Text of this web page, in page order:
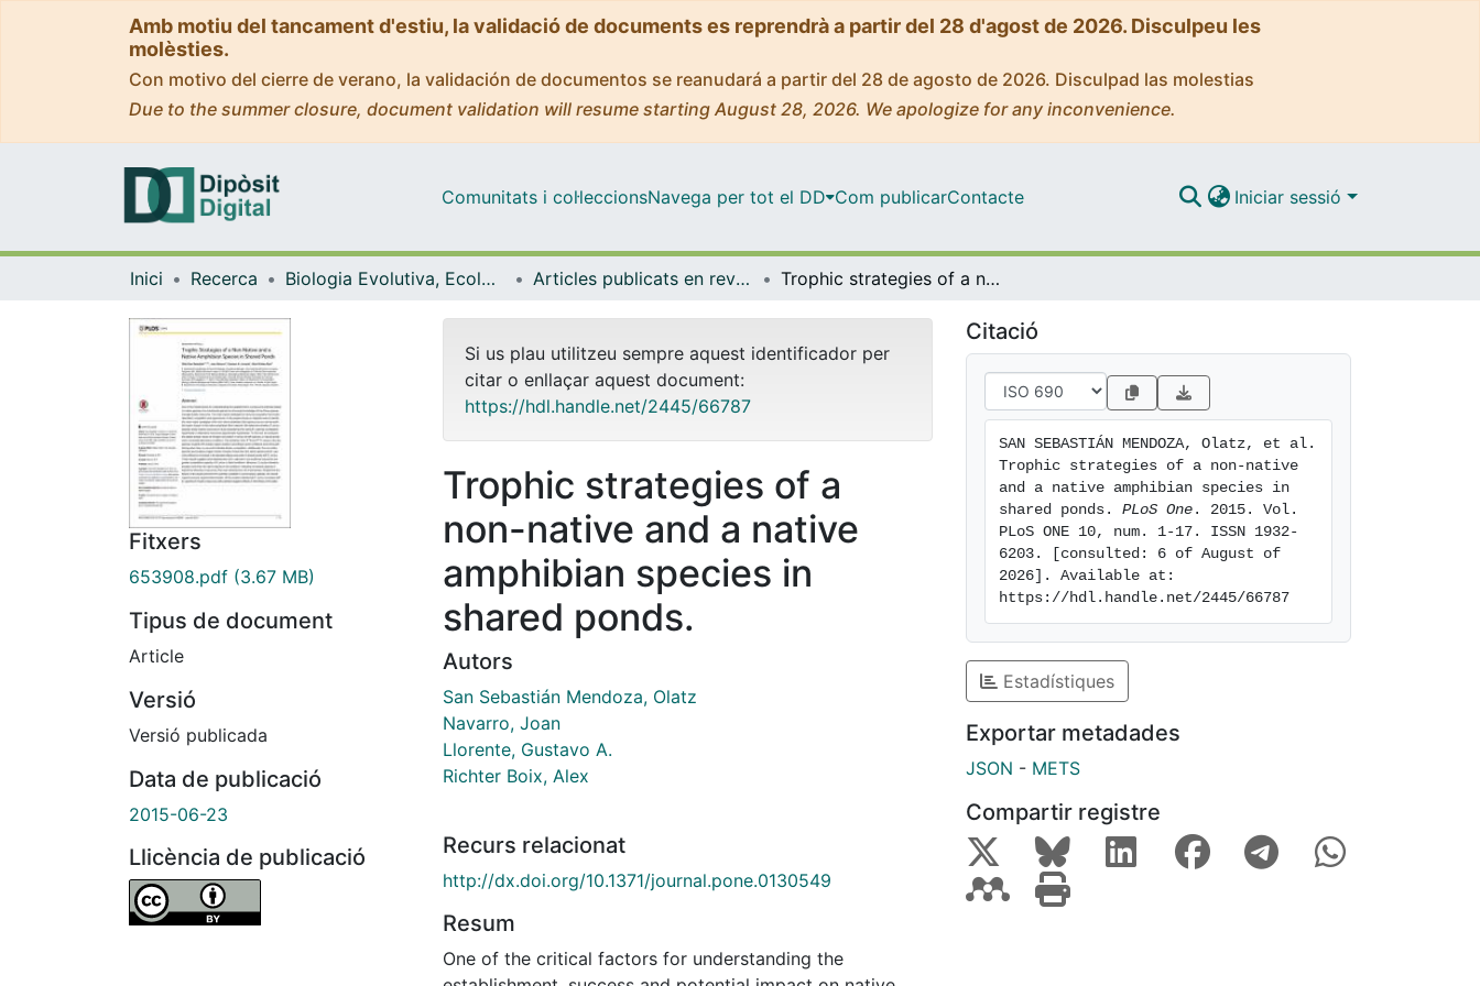
Amb motiu del tancament d'estiu, la validació de documents es reprendrà a partir del 28 d'agost de 2026. Disculpeu les
molèsties.
Con motivo del cierre de verano, la validación de documentos se reanudará a partir del 28 de agosto de 2026. Disculpad las molestias
Due to the summer closure, document validation will resume starting August 28, 2026. We apologize for any inconvenience.
Comunitats i col·leccionsNavega per tot el DD Com publicarContacte Iniciar sessió
Inici Recerca Biologia Evolutiva, Ecologia i Ciències Ambientals Articles publicats en revistes (Biologia Evolutiva, Ecologia i Ciències Ambientals) Trophic strategies of a non-native and a native amphibian species in shared ponds.
Fitxers
653908.pdf (3.67 MB)
Tipus de document
Article
Versió
Versió publicada
Data de publicació
2015-06-23
Llicència de publicació
Si us plau utilitzeu sempre aquest identificador per
citar o enllaçar aquest document:
https://hdl.handle.net/2445/66787
Trophic strategies of a
non-native and a native
amphibian species in
shared ponds.
Autors
San Sebastián Mendoza, Olatz
Navarro, Joan
Llorente, Gustavo A.
Richter Boix, Alex
Recurs relacionat
http://dx.doi.org/10.1371/journal.pone.0130549
Resum
One of the critical factors for understanding the
Citació
SAN SEBASTIÁN MENDOZA, Olatz, et al.
Trophic strategies of a non-native
and a native amphibian species in
shared ponds. PLoS One . 2015. Vol.
PLoS ONE 10, num. 1-17. ISSN 1932-
6203. [consulted: 6 of August of
2026]. Available at:
https://hdl.handle.net/2445/66787
Estadístiques
Exportar metadades
JSON - METS
Compartir registre